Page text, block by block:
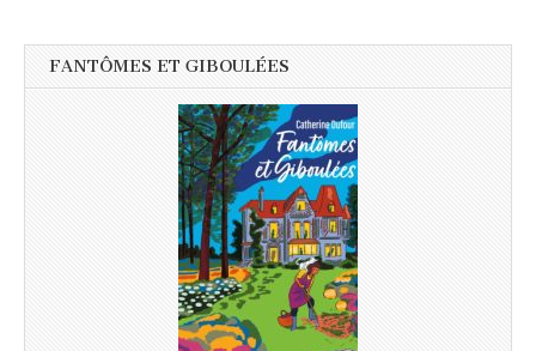
FANTÔMES ET GIBOULÉES